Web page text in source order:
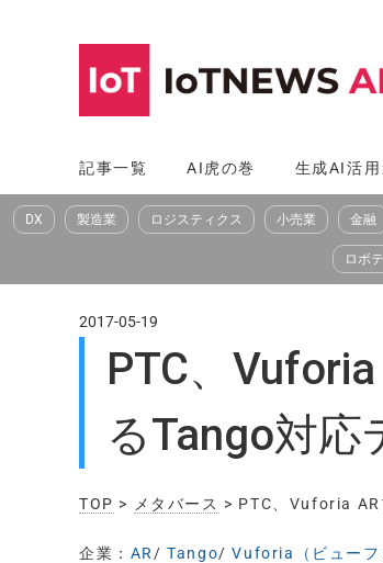
へ
ス
記事一覧 AI虎の巻 生成AI活用
DX 製造業 ロジスティクス 小売業 金融
ロボ
2017-05-19
PTC、
るTango対応
TOP > メタバース > PTC、Vuforia AR
企業： AR /Tango/Vuforia（ビューフ